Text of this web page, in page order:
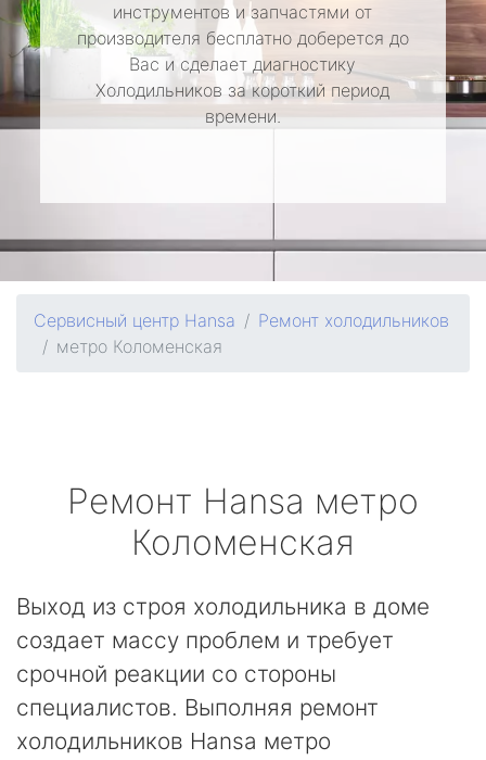
инструментов и запчастями от
производителя бесплатно доберется до
Вас и сделает диагностику
Холодильников за короткий период
времени.
Сервисный центр Hansa
Ремонт холодильников
метро Коломенская
Ремонт Hansa метро
Коломенская
Выход из строя холодильника в доме
создает массу проблем и требует
срочной реакции со стороны
специалистов. Выполняя ремонт
холодильников Hansa метро